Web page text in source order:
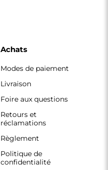
Achats
Modes de paiement
Livraison
Foire aux questions
Retours et
réclamations
Règlement
Politique de
confidentialité